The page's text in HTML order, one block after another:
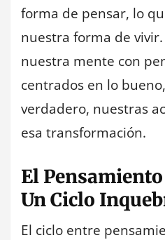
forma de pensar, lo
nuestra forma de
nuestra mente con
centrados en lo
verdadero, nuestras
esa transformación.
El
Un Ciclo
El ciclo entre